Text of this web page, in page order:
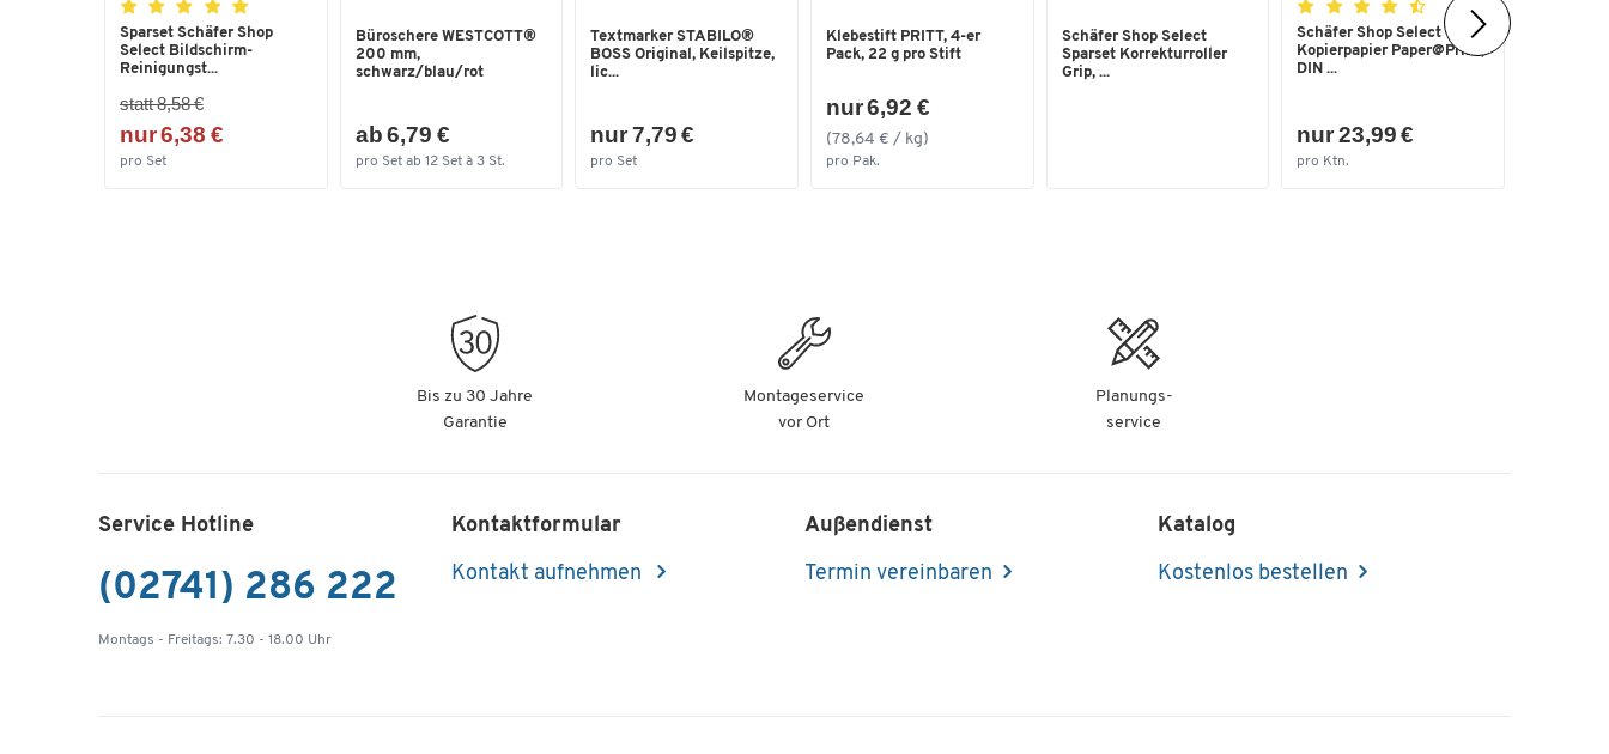
Sparset Schäfer Shop
Select Bildschirm-
Reinigungst...
statt 8,58 €
nur 6,38 €
pro Set
Büroschere WESTCOTT®
200 mm,
schwarz/blau/rot
ab 6,79 €
pro Set ab 12 Set à 3 St.
Textmarker STABILO®
BOSS Original, Keilspitze,
lic...
nur 7,79 €
pro Set
Klebestift PRITT, 4-er
Pack, 22 g pro Stift
nur 6,92 €
(78,64 € / kg)
pro Pak.
Schäfer Shop Select
Sparset Korrekturroller
Grip, ...
Schäfer Shop Select
Kopierpapier Paper@Print,
DIN ...
nur 23,99 €
pro Ktn.
Bis zu 30 Jahre
Garantie
Montageservice
vor Ort
Planungs-
service
Service Hotline
(02741) 286 222
Montags - Freitags: 7.30 - 18.00 Uhr
Kontaktformular
Kontakt aufnehmen
Außendienst
Termin vereinbaren
Katalog
Kostenlos bestellen